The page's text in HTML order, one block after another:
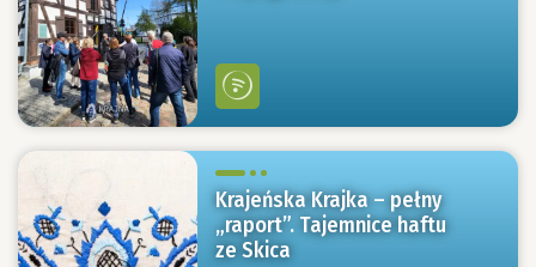
Krajeńska Krajka – pełny
„raport”. Tajemnice haftu
ze Skica